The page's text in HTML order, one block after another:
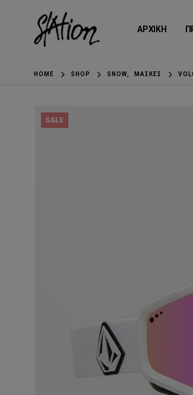
ΑΡΧΙΚΗ
HOME SHOP SNOW ΜΆΣΚΕΣ
SALE